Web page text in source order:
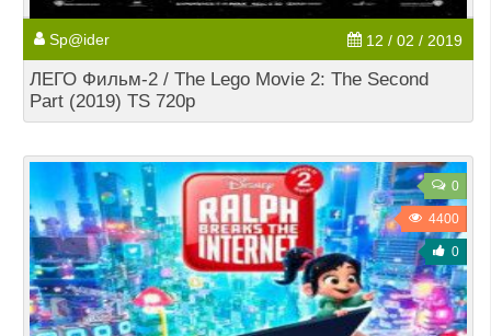
Sp@ider 12 / 02 / 2019
ЛЕГО Фильм-2 / The Lego Movie 2: The Second
Part (2019) TS 720p
0
4400
0